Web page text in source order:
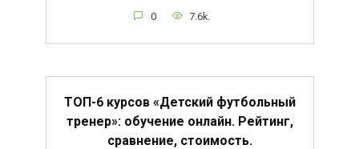
0 7.6k.
ТОП-6 курсов «Детский футбольный
тренер»: обучение онлайн. Рейтинг,
сравнение, стоимость.